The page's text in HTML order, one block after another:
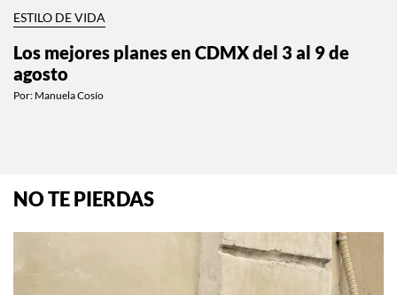
ESTILO DE VIDA
Los mejores planes en CDMX del 3 al 9 de
agosto
Por: Manuela Cosío
NO TE PIERDAS